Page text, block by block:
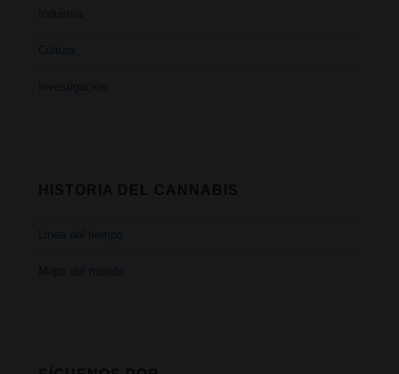
Industria
Cultura
Investigación
Linea del tiempo
Mapa del mundo